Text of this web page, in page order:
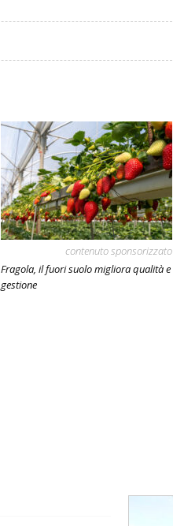
contenuto sponsorizzato
Fragola, il fuori suolo migliora qualità e
gestione